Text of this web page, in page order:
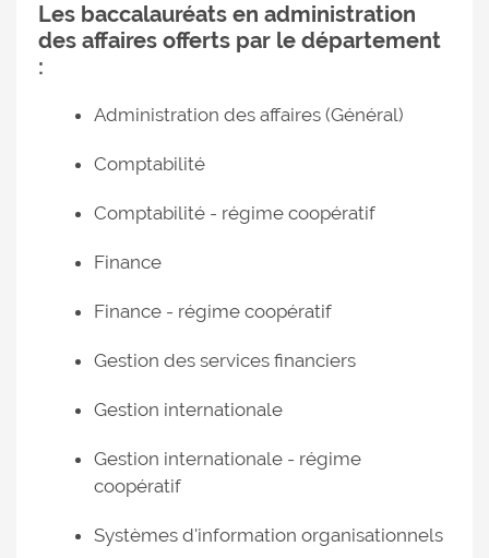
Les baccalauréats en administration
des affaires offerts par le département
:
Administration des affaires (Général)
Comptabilité
Comptabilité - régime coopératif
Finance
Finance - régime coopératif
Gestion des services financiers
Gestion internationale
Gestion internationale - régime
coopératif
Systèmes d'information organisationnels